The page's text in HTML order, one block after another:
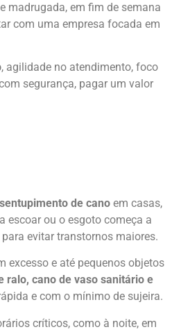
madrugada, em fim de semana
com uma empresa focada em
, agilidade no atendimento, foco
segurança, pagar um valor
de canoem casas,
escoar ou o esgoto começa a
evitar transtornos maiores.
excesso e até pequenos objetos
ralo, cano de vaso sanitário e
e com o mínimo de sujeira.
críticos, como à noite, em